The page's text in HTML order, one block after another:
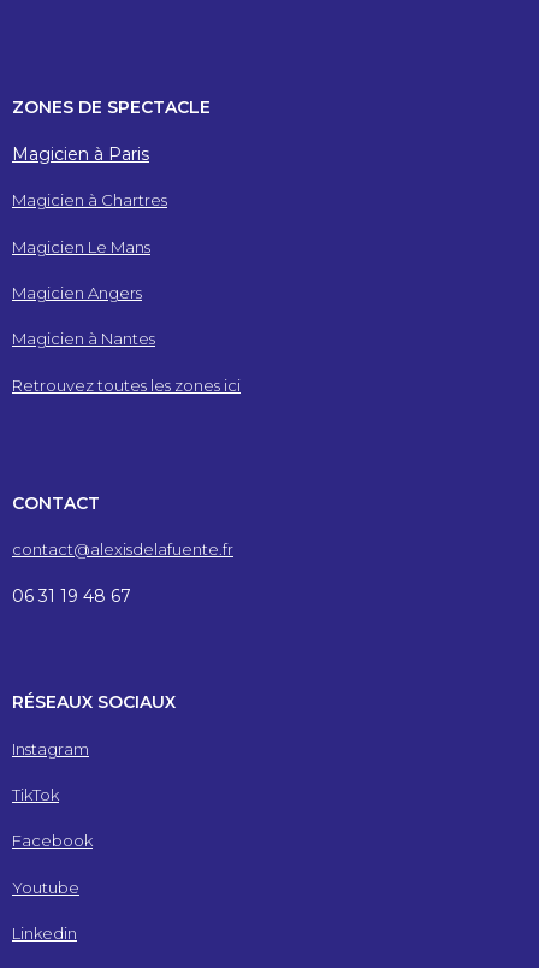
ZONES DE SPECTACLE
Magicien à Paris
Magicien à Chartres
Magicien Le Mans
Magicien Angers
Magicien à Nantes
Retrouvez toutes les zones ici
CONTACT
contact@alexisdelafuente.fr
06 31 19 48 67
RÉSEAUX SOCIAUX
Instagram
TikTok
Facebook
Youtube
Linkedin